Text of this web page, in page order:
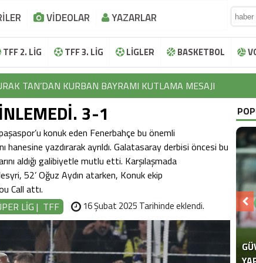
VİDEOLAR YAZARLAR
TFF 2. LİG TFF 3. LİG LİGLER BASKETBOL
TAN’DAN KURBAN BAYRAMI KUTLAMA MESAJI
HALİL KOÇER’DEN KURBAN BAYRAMI KUTLAMA
NAROĞLU’NDAN KURBAN BAYRAMI KUTLAMA MESAJI
KORKMAZ’DAN KURBAN BAYRAMI KUTLAMA MESAJI
TUTUN’DAN KURBAN BAYRAMI KUTLAMA MESAJI
TAN’DAN KURBAN BAYRAMI KUTLAMA MESAJI
HALİL KOÇER’DEN KURBAN BAYRAMI KUTLAMA
NAROĞLU’NDAN KURBAN BAYRAMI KUTLAMA MESAJI
3-1
konuk eden Fenerbahçe bu önemli
hanesine yazdırarak ayrıldı. Galatasaray derbisi öncesi bu
aldığı galibiyetle mutlu etti. Karşılaşmada
52’ Oğuz Aydın atarken, Konuk ekip
Call attı.
LİG | TFF 16 Şubat 2025 Tarihinde eklendi.